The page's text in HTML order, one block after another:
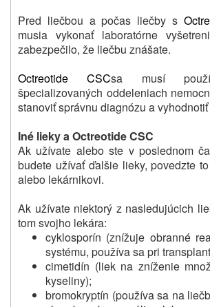
Pred liečbou a počas liečby s
musia vykonať laboratórne
zabezpečilo, že liečbu znášate.
Octreotide CSCsa musí
špecializovaných oddeleniach
stanoviť správnu diagnózu a
Iné lieky a Octreotide CSC
Ak užívate alebo ste v poslednom
budete užívať ďalšie lieky, povedzte
alebo lekárnikovi.
Ak užívate niektorý z nasledujúcich
tom svojho lekára:
cyklosporín (znížuje obranné
systému, používa sa pri
cimetidín (liek na zníženie
kyseliny);
bromokryptín (používa sa na